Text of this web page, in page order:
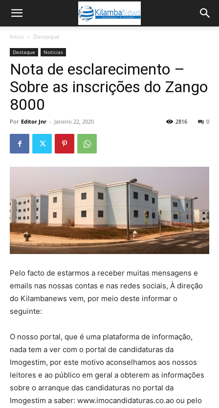
Início Destaque
Destaque Noticias
Nota de esclarecimento –
Sobre as inscrições do Zango
8000
Por Editor Jnr - Janeiro 22, 2020 0
2816
Pelo facto de estarmos a receber muitas mensagens e
emails nas nossas contas e nas redes sociais, À direção
do Kilambanews vem, por meio deste informar o
seguinte:
O nosso portal, que é uma plataforma de informação,
nada tem a ver com o portal de candidaturas da
Imogestim, por este motivo aconselhamos aos nossos
leitores e ao público em geral a obterem as informações
sobre o arranque das candidaturas no portal da
Imogestim a saber: www.imocandidaturas.co.ao ou pelo